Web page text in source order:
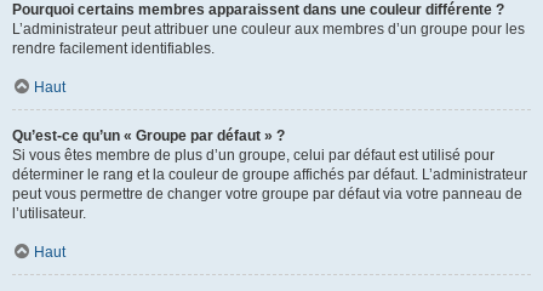
Pourquoi certains membres apparaissent dans une couleur différente ?
L’administrateur peut attribuer une couleur aux membres d’un groupe pour les
rendre facilement identifiables.
Haut
Qu’est-ce qu’un « Groupe par défaut » ?
Si vous êtes membre de plus d’un groupe, celui par défaut est utilisé pour
déterminer le rang et la couleur de groupe affichés par défaut. L’administrateur
peut vous permettre de changer votre groupe par défaut via votre panneau de
l’utilisateur.
Haut